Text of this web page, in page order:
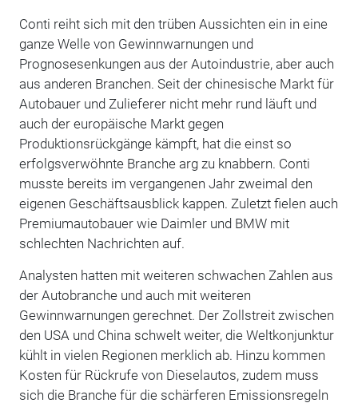
Conti reiht sich mit den trüben Aussichten ein in eine
ganze Welle von Gewinnwarnungen und
Prognosesenkungen aus der Autoindustrie, aber auch
aus anderen Branchen. Seit der chinesische Markt für
Autobauer und Zulieferer nicht mehr rund läuft und
auch der europäische Markt gegen
Produktionsrückgänge kämpft, hat die einst so
erfolgsverwöhnte Branche arg zu knabbern. Conti
musste bereits im vergangenen Jahr zweimal den
eigenen Geschäftsausblick kappen. Zuletzt fielen auch
Premiumautobauer wie Daimler und BMW mit
schlechten Nachrichten auf.
Analysten hatten mit weiteren schwachen Zahlen aus
der Autobranche und auch mit weiteren
Gewinnwarnungen gerechnet. Der Zollstreit zwischen
den USA und China schwelt weiter, die Weltkonjunktur
kühlt in vielen Regionen merklich ab. Hinzu kommen
Kosten für Rückrufe von Dieselautos, zudem muss
sich die Branche für die schärferen Emissionsregeln